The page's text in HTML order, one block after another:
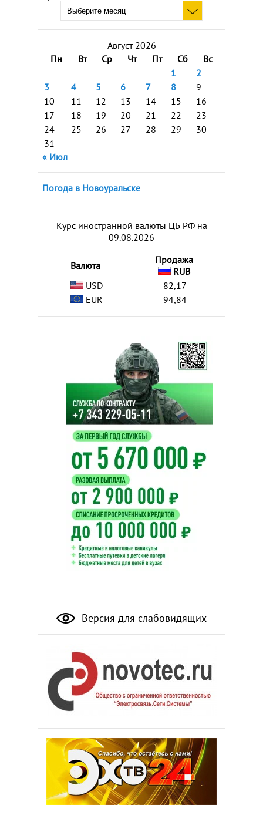
Август 2026
Пн
Вт Ср Чт Пт Сб
Вс
1
2
3
4 5 6 7 8
9
10
11 12 13 14 15
16
17
18 19 20 21 22
23
24
25 26 27 28 29
30
31
« Июл
Погода в Новоуральске
Курс иностранной валюты ЦБ РФ на
09.08.2026
Валюта
Продажа
RUB
USD
82,17
EUR
94,84
Версия для слабовидящих